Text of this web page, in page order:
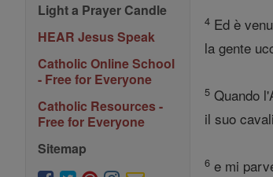
Light a Prayer Candle
HEAR Jesus Speak
Catholic Online School
- Free for Everyone
Catholic Resources -
Free for Everyone
Sitemap
4 Ed è
la gente
5 Quando
il suo
6 e mi